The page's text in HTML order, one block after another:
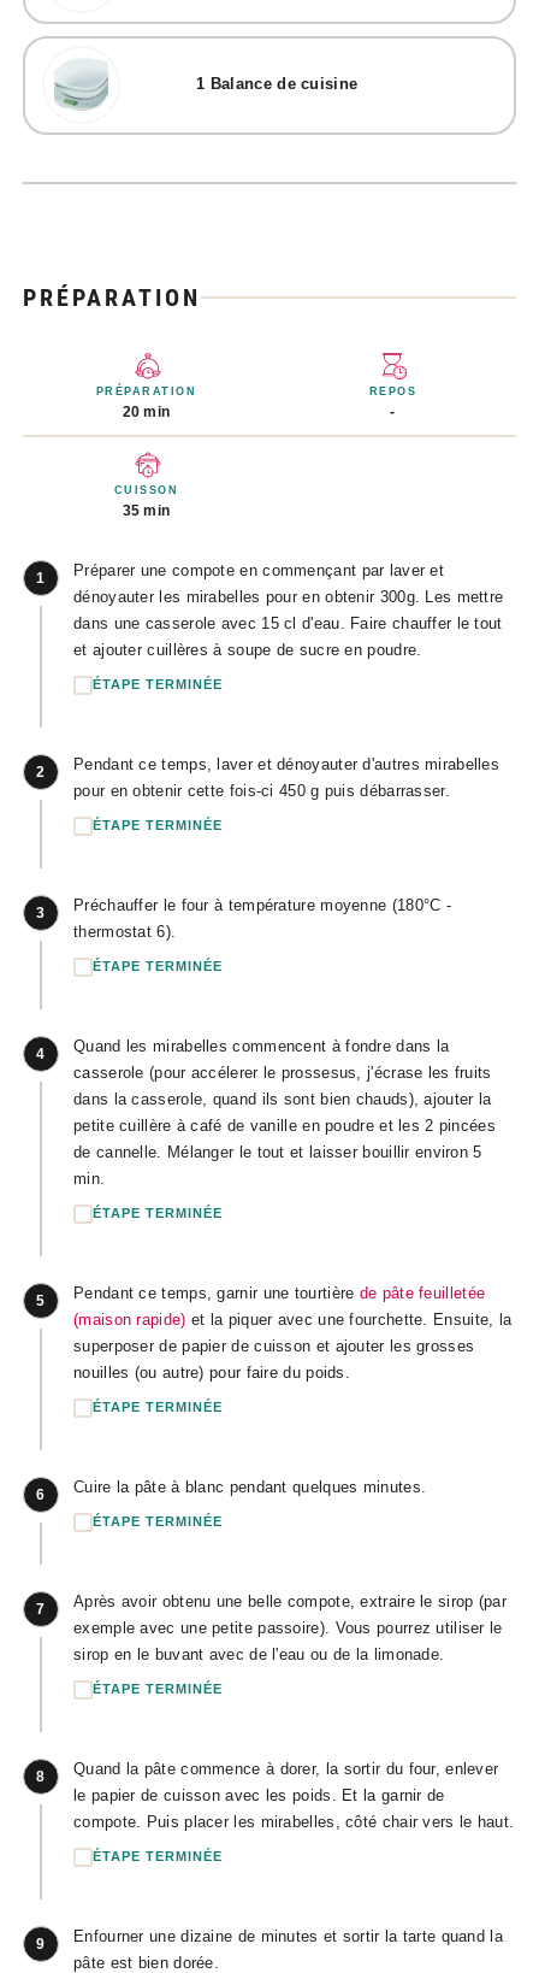
1 Balance de cuisine
PRÉPARATION
PRÉPARATION
20 min
REPOS
-
CUISSON
35 min
1
Préparer une compote en commençant par laver et
dénoyauter les mirabelles pour en obtenir 300g. Les mettre
dans une casserole avec 15 cl d'eau. Faire chauffer le tout
et ajouter cuillères à soupe de sucre en poudre.
ÉTAPE TERMINÉE
2
Pendant ce temps, laver et dénoyauter d'autres mirabelles
pour en obtenir cette fois-ci 450 g puis débarrasser.
ÉTAPE TERMINÉE
3
Préchauffer le four à température moyenne (180°C -
thermostat 6).
ÉTAPE TERMINÉE
4
Quand les mirabelles commencent à fondre dans la
casserole (pour accélerer le prossesus, j'écrase les fruits
dans la casserole, quand ils sont bien chauds), ajouter la
petite cuillère à café de vanille en poudre et les 2 pincées
de cannelle. Mélanger le tout et laisser bouillir environ 5
min.
ÉTAPE TERMINÉE
5 Pendant ce temps, garnir une tourtière de pâte feuilletée
(maison rapide) et la piquer avec une fourchette. Ensuite, la
superposer de papier de cuisson et ajouter les grosses
nouilles (ou autre) pour faire du poids.
ÉTAPE TERMINÉE
6 Cuire la pâte à blanc pendant quelques minutes.
ÉTAPE TERMINÉE
7
Après avoir obtenu une belle compote, extraire le sirop (par
exemple avec une petite passoire). Vous pourrez utiliser le
sirop en le buvant avec de l'eau ou de la limonade.
ÉTAPE TERMINÉE
8
Quand la pâte commence à dorer, la sortir du four, enlever
le papier de cuisson avec les poids. Et la garnir de
compote. Puis placer les mirabelles, côté chair vers le haut.
ÉTAPE TERMINÉE
9
Enfourner une dizaine de minutes et sortir la tarte quand la
pâte est bien dorée.